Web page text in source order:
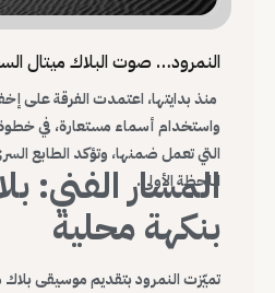
النمرود… صوت البلاك ميتال
منذ بدايتها، اعتمدت الفرقة على
واستخدام أسماء مستعارة، في
التي تعمل ضمنها، وتؤكد الطابع
اللحظة الأولى.
المسار الفني:
بنكهة محلية
تميّزت النمرود بتقديم موسيقى